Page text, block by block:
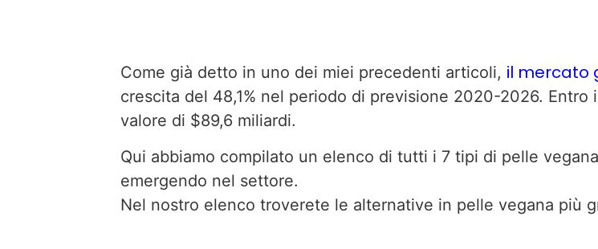
Come già detto in uno dei miei precedenti articoli, il mercato
crescita del 48,1% nel periodo di previsione 2020-2026.
valore di $89,6 miliardi.
Qui abbiamo compilato un elenco di tutti i 7 tipi di pelle
emergendo nel settore.
Nel nostro elenco troverete le alternative in pelle vegana più